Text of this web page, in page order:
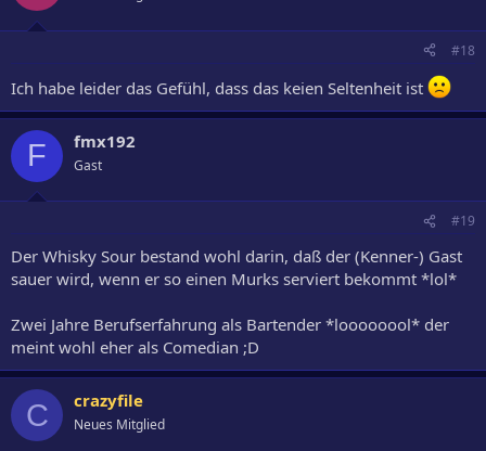
#18
Ich habe leider das Gefühl, dass das keien Seltenheit ist
F fmx192
Gast
#19
Der Whisky Sour bestand wohl darin, daß der (Kenner-) Gast
sauer wird, wenn er so einen Murks serviert bekommt *lol*
Zwei Jahre Berufserfahrung als Bartender *loooooool* der
meint wohl eher als Comedian ;D
C crazyfile
Neues Mitglied